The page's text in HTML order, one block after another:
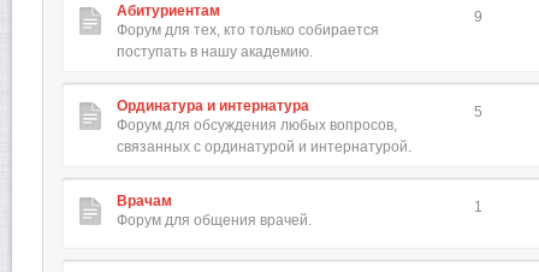
Абитуриентам
Форум для тех, кто только собирается
поступать в нашу академию.
9
Ординатура и интернатура
Форум для обсуждения любых вопросов,
связанных с ординатурой и интернатурой.
5
Врачам
Форум для общения врачей.
1